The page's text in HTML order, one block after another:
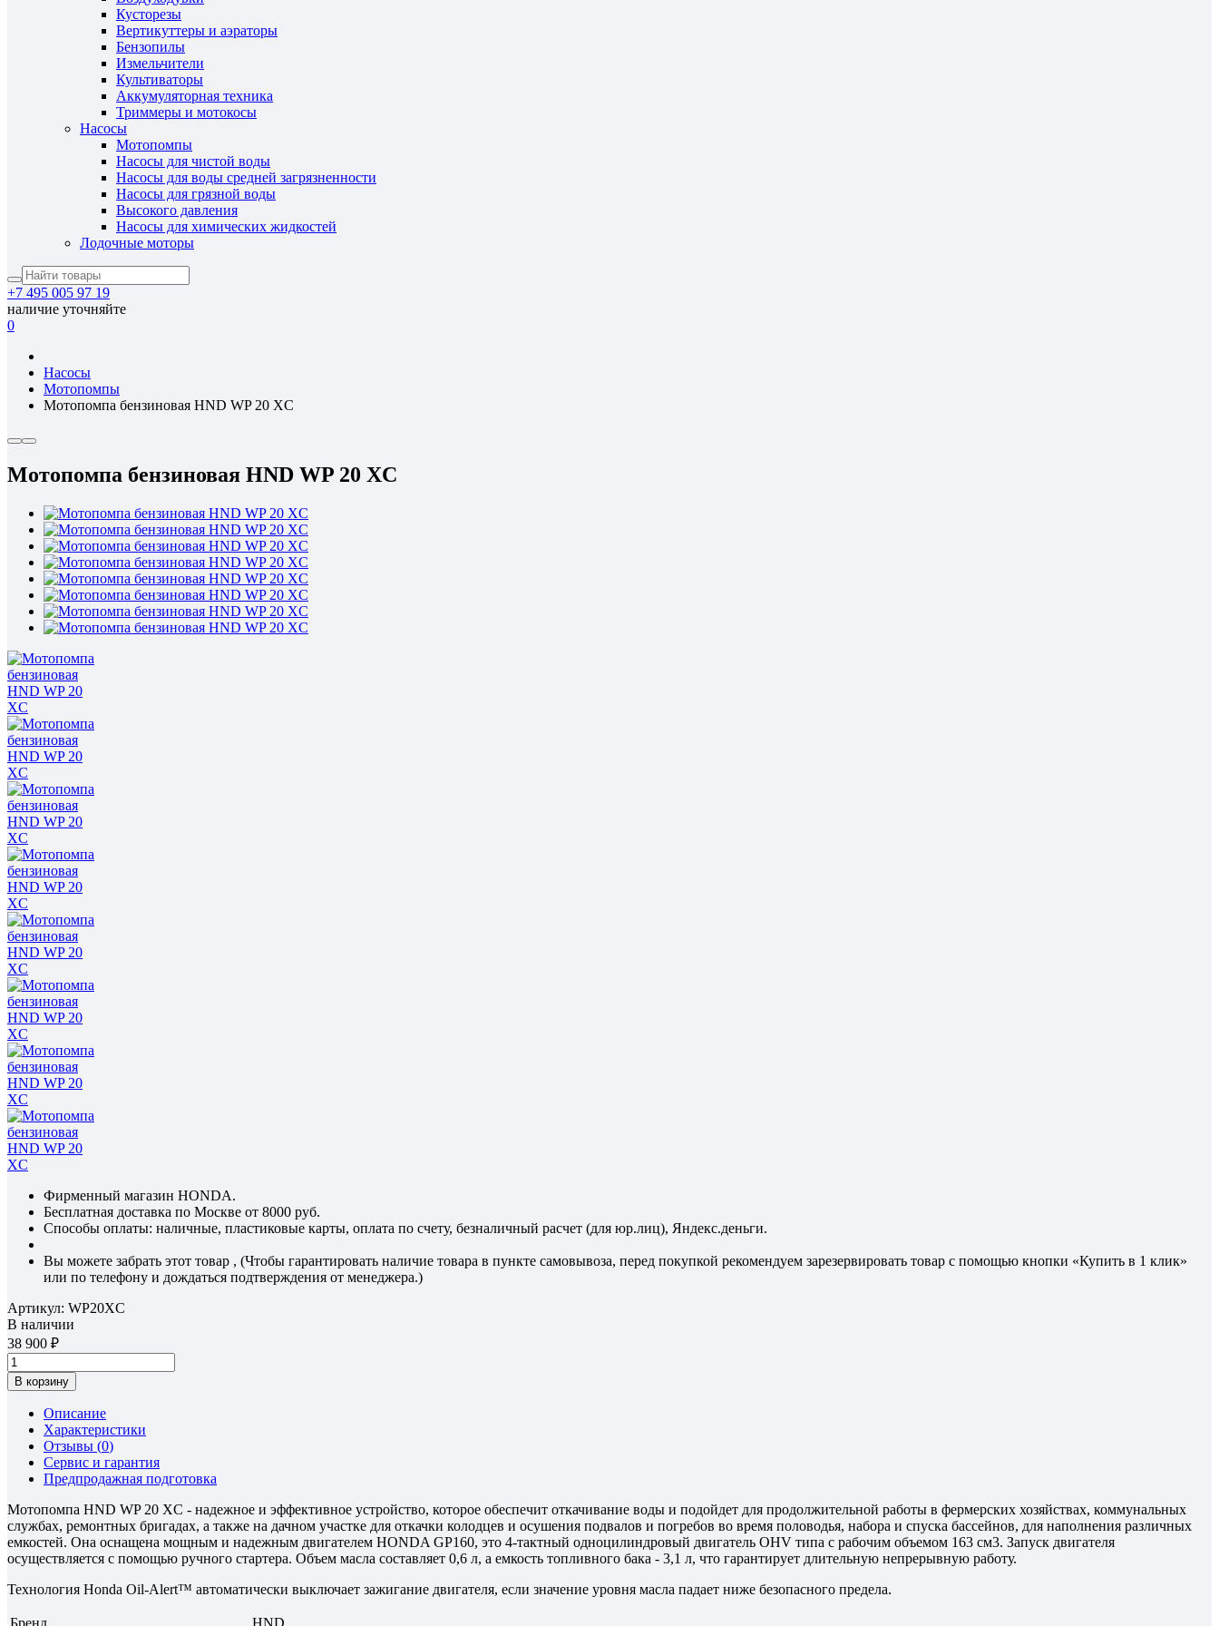
Кусторезы
Вертикуттеры и аэраторы
Бензопилы
Измельчители
Культиваторы
Аккумуляторная техника
Триммеры и мотокосы
Насосы
Мотопомпы
Насосы для чистой воды
Насосы для воды средней загрязненности
Насосы для грязной воды
Высокого давления
Насосы для химических жидкостей
Лодочные моторы
+7 495 005 97 19
наличие уточняйте
0
Насосы
Мотопомпы
Мотопомпа бензиновая HND WP 20 XC
Мотопомпа бензиновая HND WP 20 XC
Фирменный магазин HONDA.
Бесплатная доставка по Москве от 8000 руб.
Способы оплаты: наличные, пластиковые карты, оплата по счету, безналичный расчет (для юр.лиц), Яндекс.деньги.
Вы можете забрать этот товар , (Чтобы гарантировать наличие товара в пункте самовывоза, перед покупкой рекомендуем зарезервировать товар с помощью кнопки «Купить в 1 клик»
или по телефону и дождаться подтверждения от менеджера.)
Артикул: WP20XC
В наличии
38 900
В корзину
Описание
Характеристики
Отзывы (0)
Сервис и гарантия
Предпродажная подготовка
Мотопомпа HND WP 20 XC - надежное и эффективное устройство, которое обеспечит откачивание воды и подойдет для продолжительной работы в фермерских хозяйствах, коммунальных
службах, ремонтных бригадах, а также на дачном участке для откачки колодцев и осушения подвалов и погребов во время половодья, набора и спуска бассейнов, для наполнения различных
емкостей. Она оснащена мощным и надежным двигателем HONDA GP160, это 4-тактный одноцилиндровый двигатель OHV типа с рабочим объемом 163 см3. Запуск двигателя
осуществляется с помощью ручного стартера. Объем масла составляет 0,6 л, а емкость топливного бака - 3,1 л, что гарантирует длительную непрерывную работу.
Технология Honda Oil-Alert™ автоматически выключает зажигание двигателя, если значение уровня масла падает ниже безопасного предела.
Бренд HND